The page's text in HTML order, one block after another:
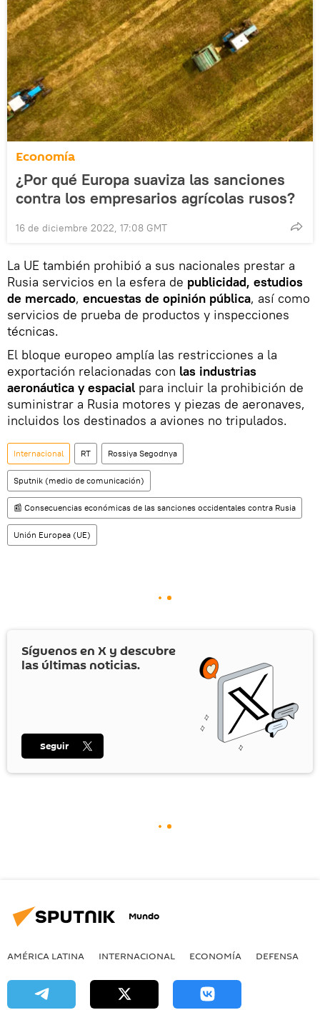
Economía
¿Por qué Europa suaviza las sanciones
contra los empresarios agrícolas rusos?
16 de diciembre 2022, 17:08 GMT
La UE también prohibió a sus nacionales prestar a
Rusia servicios en la esfera de publicidad, estudios
de mercado, encuestas de opinión pública, así como
servicios de prueba de productos y inspecciones
técnicas.
El bloque europeo amplía las restricciones a la
exportación relacionadas con las industrias
aeronáutica y espacial para incluir la prohibición de
suministrar a Rusia motores y piezas de aeronaves,
incluidos los destinados a aviones no tripulados.
Internacional RT Rossiya Segodnya
Sputnik (medio de comunicación)
📰 Consecuencias económicas de las sanciones occidentales contra Rusia
Unión Europea (UE)
Síguenos en X y descubre
las últimas noticias.
Seguir
Mundo
AMÉRICA LATINA INTERNACIONAL ECONOMÍA DEFENSA